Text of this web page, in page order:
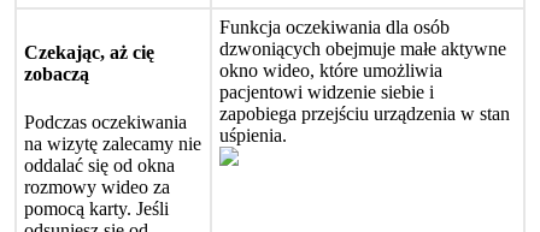
Czekając, aż cię
zobaczą
Podczas oczekiwania
na wizytę zalecamy nie
oddalać się od okna
rozmowy wideo za
pomocą karty. Jeśli
Funkcja oczekiwania dla osób
dzwoniących obejmuje małe aktywne
okno wideo, które umożliwia
pacjentowi widzenie siebie i
zapobiega przejściu urządzenia w stan
uśpienia.